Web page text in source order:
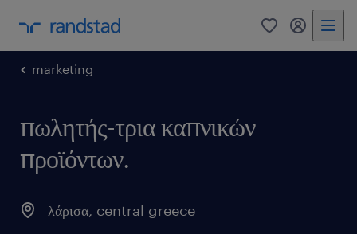
0 my
marketing
πωλητής-τρια καπνικών
προϊόντων.
λάρισα, central greece